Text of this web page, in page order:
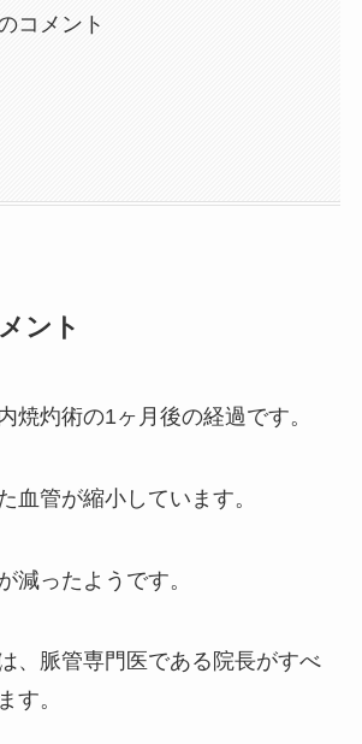
コメント
ント
焼灼術の1ヶ月後の経過です。
血管が縮小しています。
減ったようです。
、脈管専門医である院長がすべ
す。